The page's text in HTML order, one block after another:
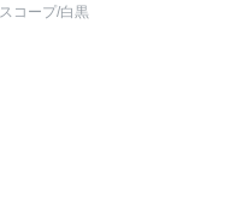
コープ/白黒